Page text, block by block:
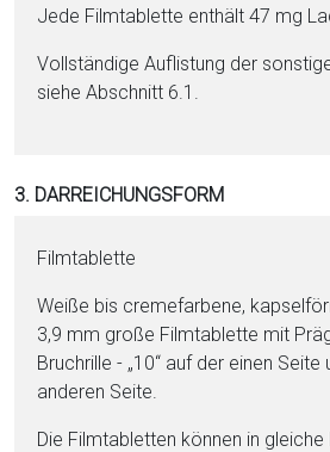
Jede Film­ta­blet­te enthält 47 mg
Vollständige Auflistung der
siehe Abschnitt 6.1.
3. DARREICHUNGSFORM
Film­ta­blet­te
Weiße bis cremefarbene,
3,9 mm große Film­ta­blet­te mit
Bruchrille - „10“ auf der einen Seite
anderen Seite.
Die Film­ta­blet­ten kön­nen in